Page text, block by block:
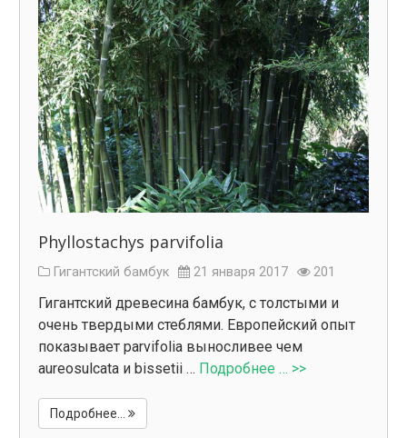
Phyllostachys parvifolia
Гигантский бамбук 21 января 2017 201
Гигантский древесина бамбук, с толстыми и
очень твердыми стеблями. Европейский опыт
показывает parvifolia выносливее чем
aureosulcata и bissetii … Подробнее … >>
Подробнее...